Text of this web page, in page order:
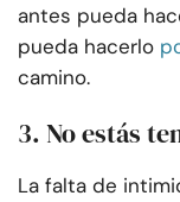
antes pueda
pueda hacerlo
camino.
3. No estás
La falta de